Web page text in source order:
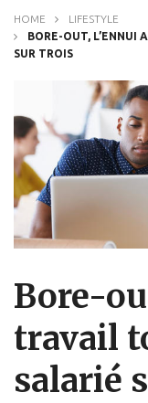
HOME
LIFESTYLE
BORE-OUT, L’ENNUI
SUR TROIS
Bore-
travail
salarié